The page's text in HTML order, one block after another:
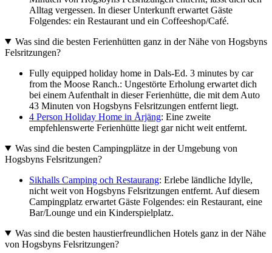
Alltag vergessen. In dieser Unterkunft erwartet Gäste
Folgendes: ein Restaurant und ein Coffeeshop/Café.
Was sind die besten Ferienhütten ganz in der Nähe von Hogsbyns
Felsritzungen?
Fully equipped holiday home in Dals-Ed. 3 minutes by car
from the Moose Ranch.: Ungestörte Erholung erwartet dich
bei einem Aufenthalt in dieser Ferienhütte, die mit dem Auto
43 Minuten von Hogsbyns Felsritzungen entfernt liegt.
4 Person Holiday Home in Årjäng: Eine zweite
empfehlenswerte Ferienhütte liegt gar nicht weit entfernt.
Was sind die besten Campingplätze in der Umgebung von
Hogsbyns Felsritzungen?
Sikhalls Camping och Restaurang: Erlebe ländliche Idylle,
nicht weit von Hogsbyns Felsritzungen entfernt. Auf diesem
Campingplatz erwartet Gäste Folgendes: ein Restaurant, eine
Bar/Lounge und ein Kinderspielplatz.
Was sind die besten haustierfreundlichen Hotels ganz in der Nähe
von Hogsbyns Felsritzungen?